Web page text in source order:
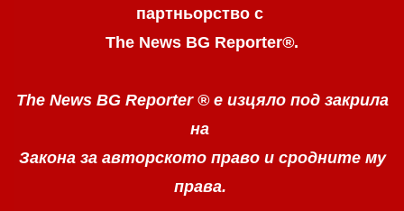
партньорство с
The News BG Reporter®.
The News BG Reporter ® е изцяло под закрила
на
Закона за авторското право и сродните му
права.